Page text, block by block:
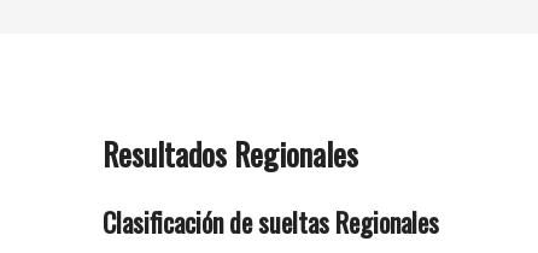
Resultados Regionales
Clasificación de sueltas Regionales